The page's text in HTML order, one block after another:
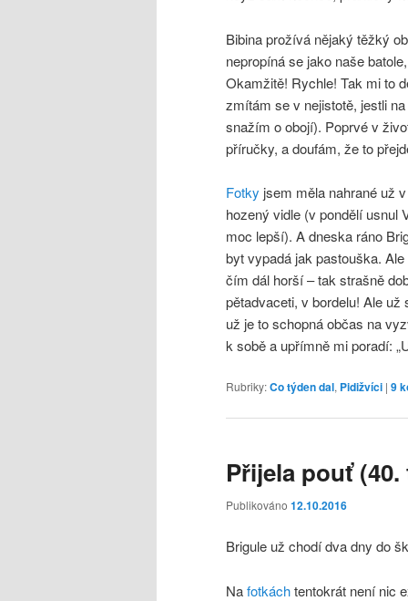
Bibina prožívá nějaký těžký
nepropíná se jako naše
Okamžitě! Rychle! Tak mi to
zmítám se v nejistotě, jestli
snažím o obojí). Poprvé v
příručky, a doufám, že to
Fotky jsem měla nahrané už
hozený vidle (v pondělí usnul
moc lepší). A dneska ráno
byt vypadá jak pastouška.
čím dál horší – tak strašně
pětadvaceti, v bordelu! Ale
už je to schopná občas na
k sobě a upřímně mi poradí:
Rubriky:Co týden dal, Pidižvíci | 9
Přijela pouť
Publikováno 12.10.2016
Brigule už chodí dva dny do
Nafotkáchtentokrát není nic